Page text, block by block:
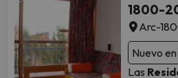
1800-
Arc-
Nuevo
Las